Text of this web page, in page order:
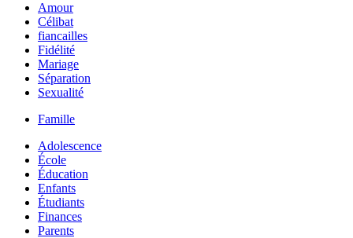
Amour
Célibat
fiancailles
Fidélité
Mariage
Séparation
Sexualité
Famille
Adolescence
École
Éducation
Enfants
Étudiants
Finances
Parents